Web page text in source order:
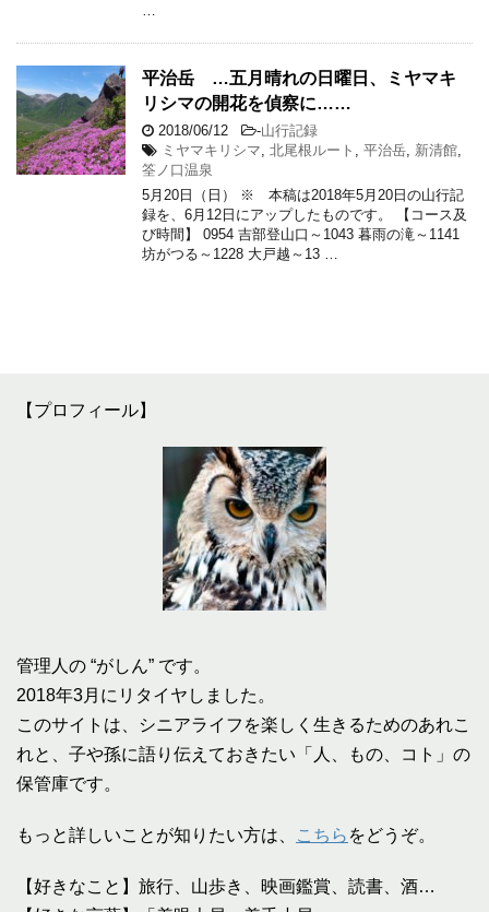
平治岳 …五月晴れの日曜日、ミヤマキ
リシマの開花を偵察に……
2018/06/12 -山行記録
ミヤマキリシマ 北尾根ルート 平治岳 新清館
筌ノ口温泉
5月20日（日） ※ 本稿は2018年5月20日の山行記
録を、6月12日にアップしたものです。 【コース及
び時間】 0954 吉部登山口～1043 暮雨の滝～1141
坊がつる～1228 大戸越～13 …
【プロフィール】
管理人の “がしん” です。
2018年3月にリタイヤしました。
このサイトは、シニアライフを楽しく生きるためのあれこ
れと、子や孫に語り伝えておきたい「人、もの、コト」の
保管庫です。
もっと詳しいことが知りたい方は、 こちら をどうぞ。
【好きなこと】旅行、山歩き、映画鑑賞、読書、酒…